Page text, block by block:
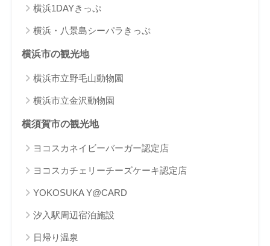
横浜1DAYきっぷ
横浜・八景島シーパラきっぷ
横浜市の観光地
横浜市立野毛山動物園
横浜市立金沢動物園
横須賀市の観光地
ヨコスカネイビーバーガー認定店
ヨコスカチェリーチーズケーキ認定店
YOKOSUKA Y@CARD
汐入駅周辺宿泊施設
日帰り温泉